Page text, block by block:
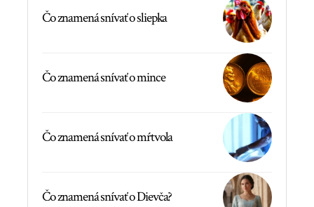
Čo znamená snívať o sliepka
Čo znamená snívať o mince
Čo znamená snívať o mŕtvola
Čo znamená snívať o Dievča?